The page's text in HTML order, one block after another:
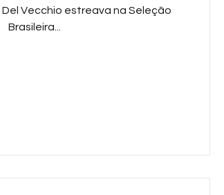
Vecchio estreava na Seleção
Brasileira...